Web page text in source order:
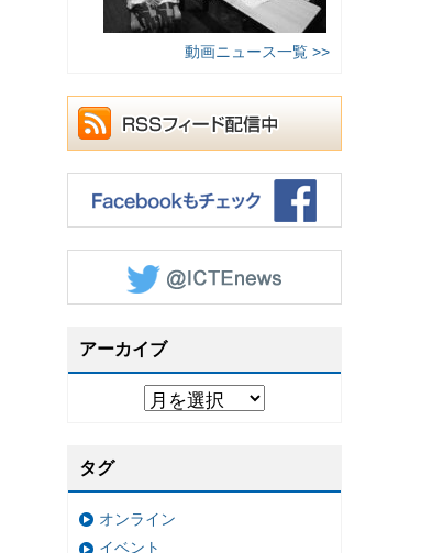
動画ニュース一覧 >>
アーカイブ
タグ
オンライン
イベント